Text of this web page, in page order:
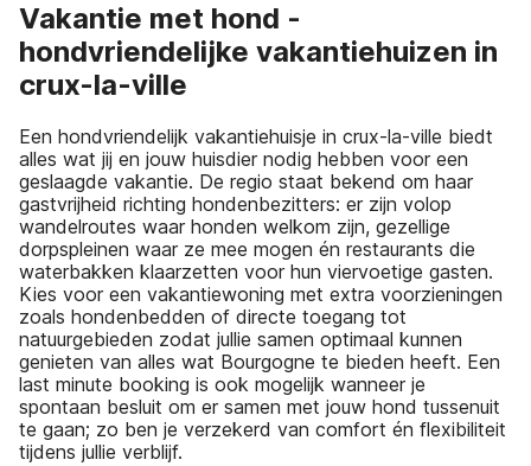
Vakantie met hond -
hondvriendelijke vakantiehuizen in
crux-la-ville
Een hondvriendelijk vakantiehuisje in crux-la-ville biedt
alles wat jij en jouw huisdier nodig hebben voor een
geslaagde vakantie. De regio staat bekend om haar
gastvrijheid richting hondenbezitters: er zijn volop
wandelroutes waar honden welkom zijn, gezellige
dorpspleinen waar ze mee mogen én restaurants die
waterbakken klaarzetten voor hun viervoetige gasten.
Kies voor een vakantiewoning met extra voorzieningen
zoals hondenbedden of directe toegang tot
natuurgebieden zodat jullie samen optimaal kunnen
genieten van alles wat Bourgogne te bieden heeft. Een
last minute booking is ook mogelijk wanneer je
spontaan besluit om er samen met jouw hond tussenuit
te gaan; zo ben je verzekerd van comfort én flexibiliteit
tijdens jullie verblijf.